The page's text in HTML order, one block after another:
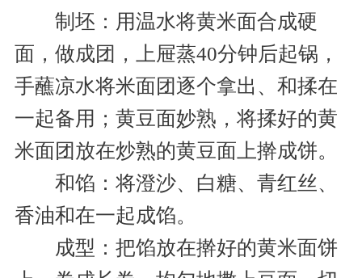
制坯：用温水将黄米面合成硬
面，做成团，上屉蒸40分钟后起锅，
手蘸凉水将米面团逐个拿出、和揉在
一起备用；黄豆面妙熟，将揉好的黄
米面团放在炒熟的黄豆面上擀成饼。
和馅：将澄沙、白糖、青红丝、
香油和在一起成馅。
成型：把馅放在擀好的黄米面饼